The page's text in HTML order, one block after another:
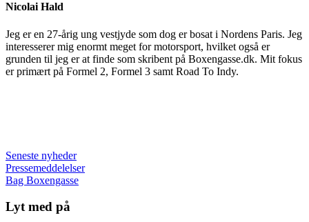
Nicolai Hald
Jeg er en 27-årig ung vestjyde som dog er bosat i Nordens Paris. Jeg
interesserer mig enormt meget for motorsport, hvilket også er
grunden til jeg er at finde som skribent på Boxengasse.dk. Mit fokus
er primært på Formel 2, Formel 3 samt Road To Indy.
Seneste nyheder
Pressemeddelelser
Bag Boxengasse
Lyt med på